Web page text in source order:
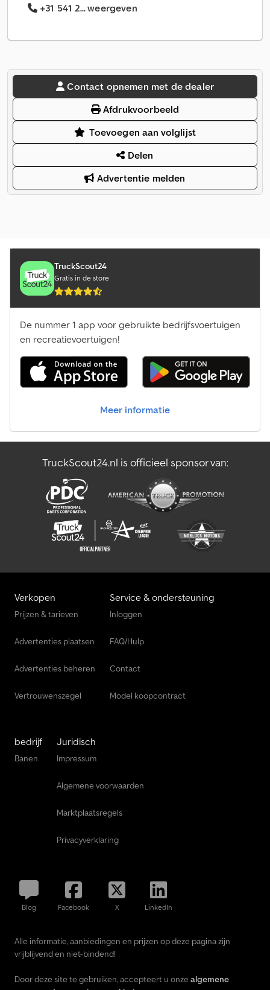
+31 541 2... weergeven
Contact opnemen met de dealer
Afdrukvoorbeeld
Toevoegen aan volglijst
Delen
Advertentie melden
TruckScout24
Gratis in de store
De nummer 1 app voor gebruikte bedrijfsvoertuigen
en recreatievoertuigen!
Meer informatie
TruckScout24.nl is officieel sponsor van:
Verkopen
Prijzen & tarieven
Advertenties plaatsen
Advertenties beheren
Vertrouwenszegel
Service & ondersteuning
Inloggen
FAQ/Hulp
Contact
Model koopcontract
bedrijf
Banen
Juridisch
Impressum
Algemene voorwaarden
Marktplaatsregels
Privacyverklaring
Blog Facebook X LinkedIn
Alle informatie, aanbiedingen en prijzen op deze pagina zijn
vrijblijvend en niet-bindend!
Door deze site te gebruiken, accepteert u onze algemene